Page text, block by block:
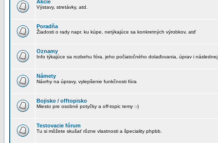
Akcie
Výstavy, stretávky, atd.
Poradňa
Žiadosti o rady napr. ku kúpe, netýkajúce sa konkretných výrobkov, atď
Oznamy
Info týkajúce sa rozbehu fóra, jeho počiatočného dolaďovania, úprav i následnej
Námety
Návrhy na úpravy, vylepšenie funkčnosti fóra
Bojisko / offtopisko
Miesto pre osobné potyčky a off-topic temy :-)
Testovacie fórum
Tu si môžete skušať rôzne vlastnosti a špeciality phpbb.